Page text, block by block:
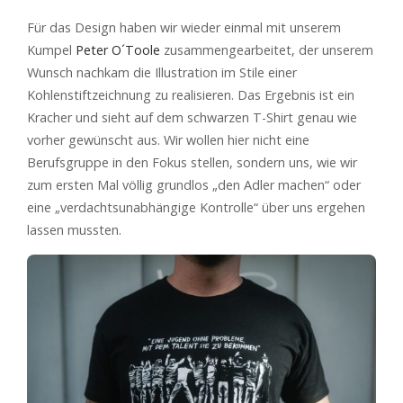
Für das Design haben wir wieder einmal mit unserem
Kumpel Peter O´Toole zusammengearbeitet, der unserem
Wunsch nachkam die Illustration im Stile einer
Kohlenstiftzeichnung zu realisieren. Das Ergebnis ist ein
Kracher und sieht auf dem schwarzen T-Shirt genau wie
vorher gewünscht aus. Wir wollen hier nicht eine
Berufsgruppe in den Fokus stellen, sondern uns, wie wir
zum ersten Mal völlig grundlos „den Adler machen“ oder
eine „verdachtsunabhängige Kontrolle“ über uns ergehen
lassen mussten.